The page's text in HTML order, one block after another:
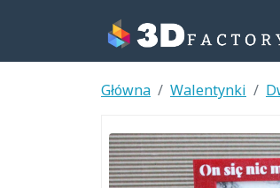
Główna Walentynki